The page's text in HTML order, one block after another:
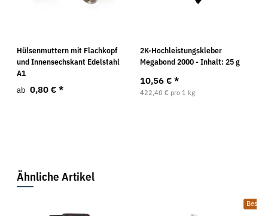
Hülsenmuttern mit Flachkopf
und Innensechskant Edelstahl
A1
ab 0,80 € *
2K-Hochleistungskleber
Megabond 2000 - Inhalt: 25 g
10,56 € *
422,40 € pro 1 kg
Ähnliche Artikel